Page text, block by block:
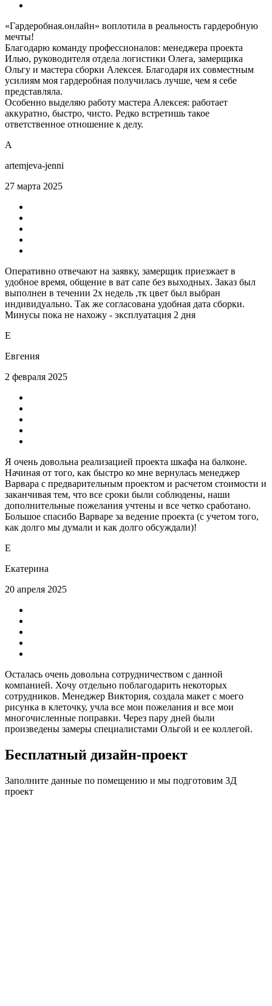
«Гардеробная.онлайн» воплотила в реальность гардеробную
мечты!
Благодарю команду профессионалов: менеджера проекта
Илью, руководителя отдела логистики Олега, замерщика
Ольгу и мастера сборки Алексея. Благодаря их совместным
усилиям моя гардеробная получилась лучше, чем я себе
представляла.
Особенно выделяю работу мастера Алексея: работает
аккуратно, быстро, чисто. Редко встретишь такое
ответственное отношение к делу.
А
artemjeva-jenni
27 марта 2025
Оперативно отвечают на заявку, замерщик приезжает в
удобное время, общение в ват сапе без выходных. Заказ был
выполнен в течении 2х недель ,тк цвет был выбран
индивидуально. Так же согласована удобная дата сборки.
Минусы пока не нахожу - эксплуатация 2 дня
Е
Евгения
2 февраля 2025
Я очень довольна реализацией проекта шкафа на балконе.
Начиная от того, как быстро ко мне вернулась менеджер
Варвара с предварительным проектом и расчетом стоимости и
заканчивая тем, что все сроки были соблюдены, наши
дополнительные пожелания учтены и все четко сработано.
Большое спасибо Варваре за ведение проекта (с учетом того,
как долго мы думали и как долго обсуждали)!
Е
Екатерина
20 апреля 2025
Осталась очень довольна сотрудничеством с данной
компанией. Хочу отдельно поблагодарить некоторых
сотрудников. Менеджер Виктория, создала макет с моего
рисунка в клеточку, учла все мои пожелания и все мои
многочисленные поправки. Через пару дней были
произведены замеры специалистами Ольгой и ее коллегой.
Бесплатный дизайн-проект
Заполните данные по помещению и мы подготовим 3Д
проект